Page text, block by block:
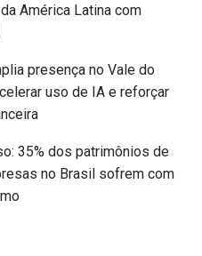
América Latina com
presença no Vale do
uso de IA e reforçar
35% dos patrimônios de
no Brasil sofrem com